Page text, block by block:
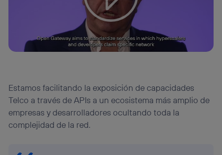
Estamos facilitando la exposición de capacidades
Telco a través de APIs a un ecosistema más amplio de
empresas y desarrolladores ocultando toda la
complejidad de la red.